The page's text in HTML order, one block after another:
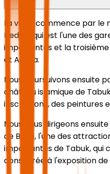
La visite commence par le
Hedjaz, qui est l'une des
importantes et la
et Al-Ula.
Nous poursuivons ensuite
château islamique de
inscriptions, des peintures
Nous nous dirigeons
de Boue, l'une des
importantes de Tabuk, qui
consacrée à l'exposition